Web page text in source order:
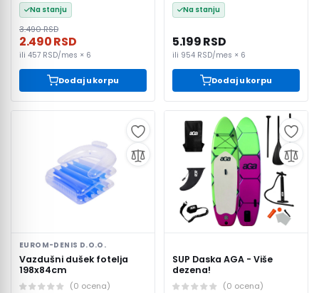
Bela tehnika
Uređenje kuće
Lepota i zdravlje
Na stanju
3.490 RSD
2.490 RSD
ili 457 RSD/mes × 6
Dodaj u korpu
Na stanju
5.199 RSD
ili 954 RSD/mes × 6
Dodaj u korpu
EUROM-DENIS D.O.O.
Vazdušni dušek fotelja
198x84cm
(0 ocena)
SUP Daska AGA - Više
dezena!
(0 ocena)